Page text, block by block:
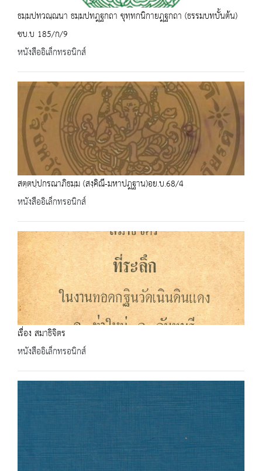
ธมฺมปทวณฺณนา ธมฺมปทฎฺฐกถา ขุทฺทกนิกายฎฺฐกถา (ธรรมบทบั้นต้น)
ชบ.บ 185/ก/9
หนังสืออิเล็กทรอนิกส์
สตฺตปฺปกรณาภิธมฺม (สงฺคิณี-มหาปฎฐาน)อย.บ.68/4
หนังสืออิเล็กทรอนิกส์
เรื่อง สมาธิจิตร
หนังสืออิเล็กทรอนิกส์